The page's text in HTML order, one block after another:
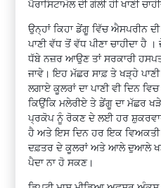
ਪੈਰਾਸਿਟਾਮੋਲ ਦੀ ਗੋਲੀ ਹੀ ਖਾਣੀ
ਉਨ੍ਹਾਂ ਕਿਹਾ ਡੇਂਗੂ ਵਿੱਚ ਐਸਪਰੀਨ ਦੀ
ਪਾਣੀ ਵੱਧ ਤੋਂ ਵੱਧ ਪੀਣਾ ਚਾਹੀਦਾ ਹੈ
ਧੱਬੇ ਨਜ਼ਰ ਆਉਣ ਤਾਂ ਸਰਕਾਰੀ
ਜਾਵੇ। ਇਹ ਮੱਛਰ ਸਾਫ਼ ਤੇ ਖੜ੍ਹੇ
ਲਗਾਏ ਕੂਲਰਾਂ ਦਾ ਪਾਣੀ ਵੀ ਦਿਨ
ਕਿਉਂਕਿ ਮਲੇਰੀਏ ਤੇ ਡੇਂਗੂ ਦਾ ਮੱਛਰ
ਪ੍ਰਕੋਪ ਨੂੰ ਰੋਕਣ ਦੇ ਲਈ ਹਰ
ਹੈ ਅਤੇ ਇਸ ਦਿਨ ਹਰ ਇਕ
ਦਫ਼ਤਰ ਦੇ ਕੂਲਰਾਂ ਅਤੇ ਆਲੇ ਦੁਆਲੇ ਖੜੇ
ਪੈਦਾ ਨਾ ਹੋ ਸਕਣ।